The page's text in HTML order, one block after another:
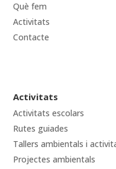
Què fem
Activitats
Contacte
Activitats
Activitats escolars
Rutes guiades
Tallers ambientals i
Projectes ambientals